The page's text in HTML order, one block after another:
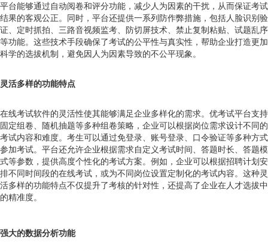
平台能够通过自动阅卷和评分功能，减少人为因素的干扰，从而保证考试
结果的客观公正。同时，平台还提供一系列防作弊措施，包括人脸识别验
证、定时抓拍、三路音视频监考、防切屏技术、禁止复制粘贴、试题乱序
等功能。这些技术手段确保了考试的公平性与真实性，帮助企业打造更加
科学的选拔机制，避免因人为因素导致的不公平现象。
灵活多样的功能特点
在线考试软件的灵活性使其能够满足企业多样化的需求。优考试平台支持
固定组卷、随机抽题等多种组卷策略，企业可以根据岗位需求设计不同的
考试内容和难度。考生可以通过免登录、账号登录、口令验证等多种方式
参加考试。平台还允许企业根据需求自定义考试时间、答题时长、答题模
式等参数，提供高度个性化的考试方案。例如，企业可以根据招聘计划安
排不同时间段的在线考试，或为不同岗位设置定制化的考试内容。这种灵
活多样的功能特点不仅提升了考核的针对性，还提高了企业在人才选拔中
的精准度。
强大的数据分析功能